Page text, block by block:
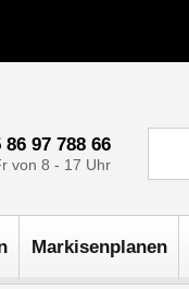
86 97 788 66
von 8 - 17 Uhr
Markisenplanen